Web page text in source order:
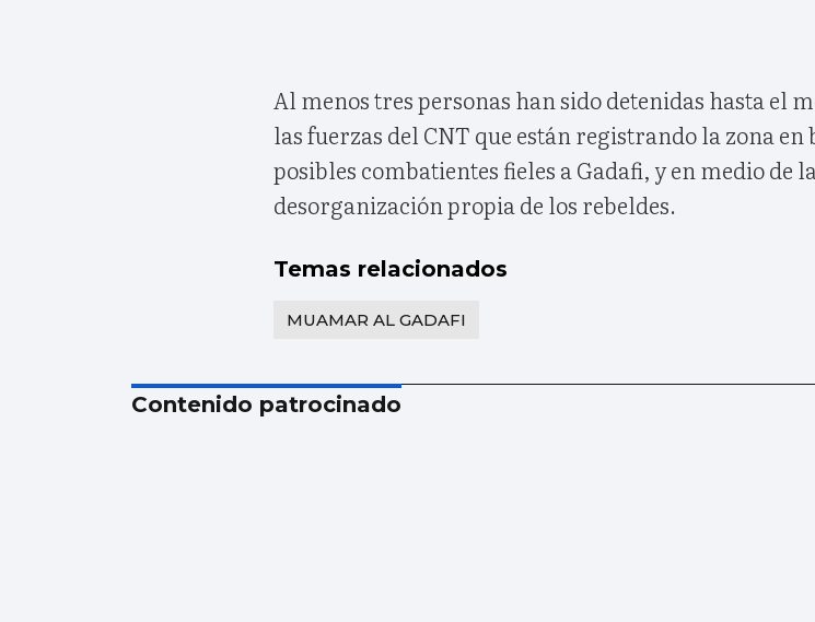
Al menos tres personas han sido detenidas hasta el
las fuerzas del CNT que están registrando la zona en
posibles combatientes fieles a Gadafi, y en medio de
desorganización propia de los rebeldes.
Temas relacionados
MUAMAR AL GADAFI
Contenido patrocinado